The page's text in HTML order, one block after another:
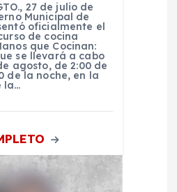
27 de julio de
Municipal de
oficialmente el
de cocina
que Cocinan:
se llevará a cabo
agosto, de 2:00 de
de la noche, en la
la…